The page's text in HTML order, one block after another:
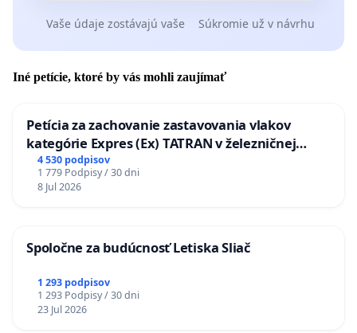
Vaše údaje zostávajú vaše Súkromie už v návrhu
Iné petície, ktoré by vás mohli zaujímať
Petícia za zachovanie zastavovania vlakov
kategórie Expres (Ex) TATRAN v železničnej
stanici Púchov
4 530 podpisov
1 779 Podpisy / 30 dni
8 Jul 2026
Spoločne za budúcnosť Letiska Sliač
1 293 podpisov
1 293 Podpisy / 30 dni
23 Jul 2026